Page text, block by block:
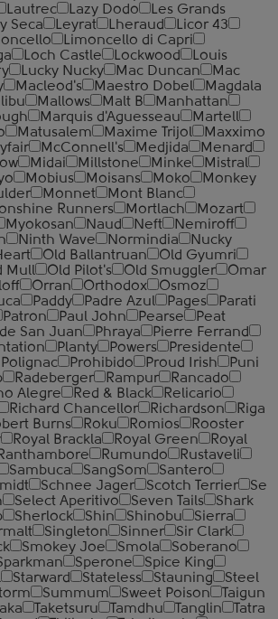
Lautrec Lazy Dodo
Les Grands
Seca Leyrat Lheraud
Licor 43
Limoncello di Capri
Loch Castle Lockwood
Louis
Lucky Nucky Mac Duncan
Mac
Macleod's Maestro Dobel
Magdala
Mallows Malt B
Manhattan
Marquis d'Aguesseau
Martell
Matusalem Maxime Trijol
Maxximo
McConnell's Medjida
Menard
Midai Millstone Minke
Mistral
Mobius Moisans Moko
Monkey
Monnet
Mont Blanc
Runners Mortlach
Mozart
Myokosan Naud Neft
Nemiroff
Ninth Wave Normindia
Nucky
Old Ballantruan
Old Gyumri
Mull Old Pilot's Old Smuggler
Omar
Orran Orthodox
Osmoz
Paddy Padre Azul Pages
Parati
Patron Paul John Pearse
Peat
San Juan Phraya
Pierre Ferrand
Planty Powers
Presidente
Prohibido Proud Irish
Puni
Radeberger Rampur
Rancado
Alegre Red & Black
Relicario
Richard Chancellor Richardson
Riga
Burns Roku Romios
Rooster
Royal Brackla Royal Green
Royal
Rumundo
Rustaveli
Sambuca SangSom
Santero
Schnee Jager Scotch Terrier
Se
Select Aperitivo Seven Tails
Shark
Sherlock Shin Shinobu
Sierra
Singleton Sinner
Sir Clark
Smokey Joe Smola
Soberano
Sperone
Spice King
Starward Stateless Stauning
Steel
Summum Sweet Poison
Taigun
Taketsuru Tamdhu Tanglin
Tatra